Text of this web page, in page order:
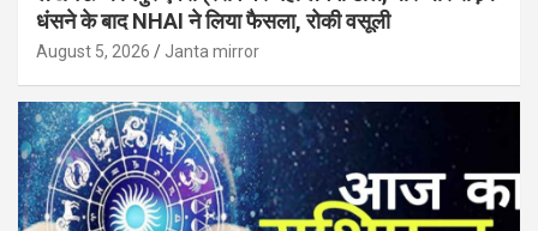
धंसने के बाद NHAI ने लिया फैसला, रोकी वसूली
August 5, 2026 Janta mirror